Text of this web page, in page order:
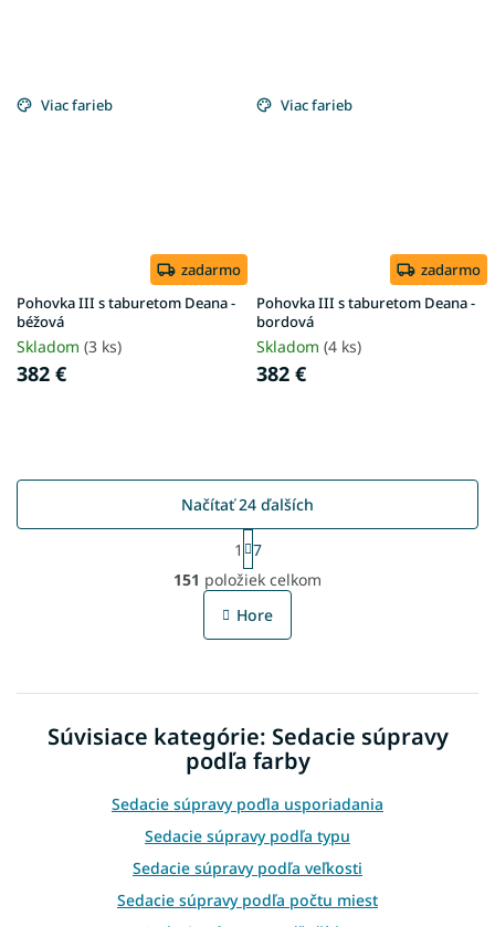
Viac farieb
zadarmo
Pohovka III s taburetom Deana -
béžová
Skladom (3 ks)
382 €
Viac farieb
zadarmo
Pohovka III s taburetom Deana -
bordová
Skladom (4 ks)
382 €
O
v
l
á
c
e
p
r
v
k
y
v
ý
p
Načítať 24 ďalších
S
t
r
á
n
a
e
1
7
151 položiek celkom
Hore
Súvisiace kategórie: Sedacie súpravy
podľa farby
Sedacie súpravy poďla usporiadania
Sedacie súpravy podľa typu
Sedacie súpravy podľa veľkosti
Sedacie súpravy podľa počtu miest